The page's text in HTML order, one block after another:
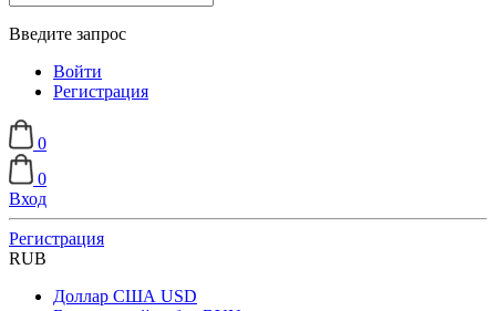
Введите запрос
Войти
Регистрация
0
0
Вход
Регистрация
RUB
Доллар США USD